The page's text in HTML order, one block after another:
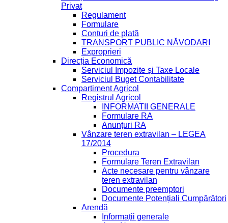
Privat
Regulament
Formulare
Conturi de plată
TRANSPORT PUBLIC NĂVODARI
Exproprieri
Direcția Economică
Serviciul Impozite și Taxe Locale
Serviciul Buget Contabilitate
Compartiment Agricol
Registrul Agricol
INFORMATII GENERALE
Formulare RA
Anunțuri RA
Vânzare teren extravilan – LEGEA
17/2014
Procedura
Formulare Teren Extravilan
Acte necesare pentru vânzare
teren extravilan
Documente preemptori
Documente Potențiali Cumpărători
Arendă
Informații generale